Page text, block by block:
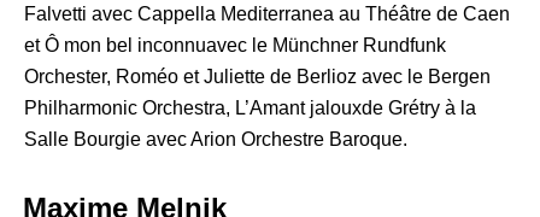
Falvetti avec Cappella Mediterranea au Théâtre de Caen
et Ô mon bel inconnuavec le Münchner Rundfunk
Orchester, Roméo et Juliette de Berlioz avec le Bergen
Philharmonic Orchestra, L’Amant jalouxde Grétry à la
Salle Bourgie avec Arion Orchestre Baroque.
Maxime Melnik